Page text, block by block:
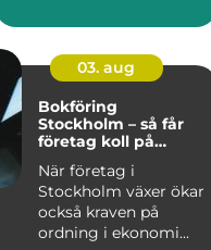
03. aug
Bokföring
Stockholm – så får
företag koll på
När företag i
Stockholm växer ökar
också kraven på
ordning i ekonomi...